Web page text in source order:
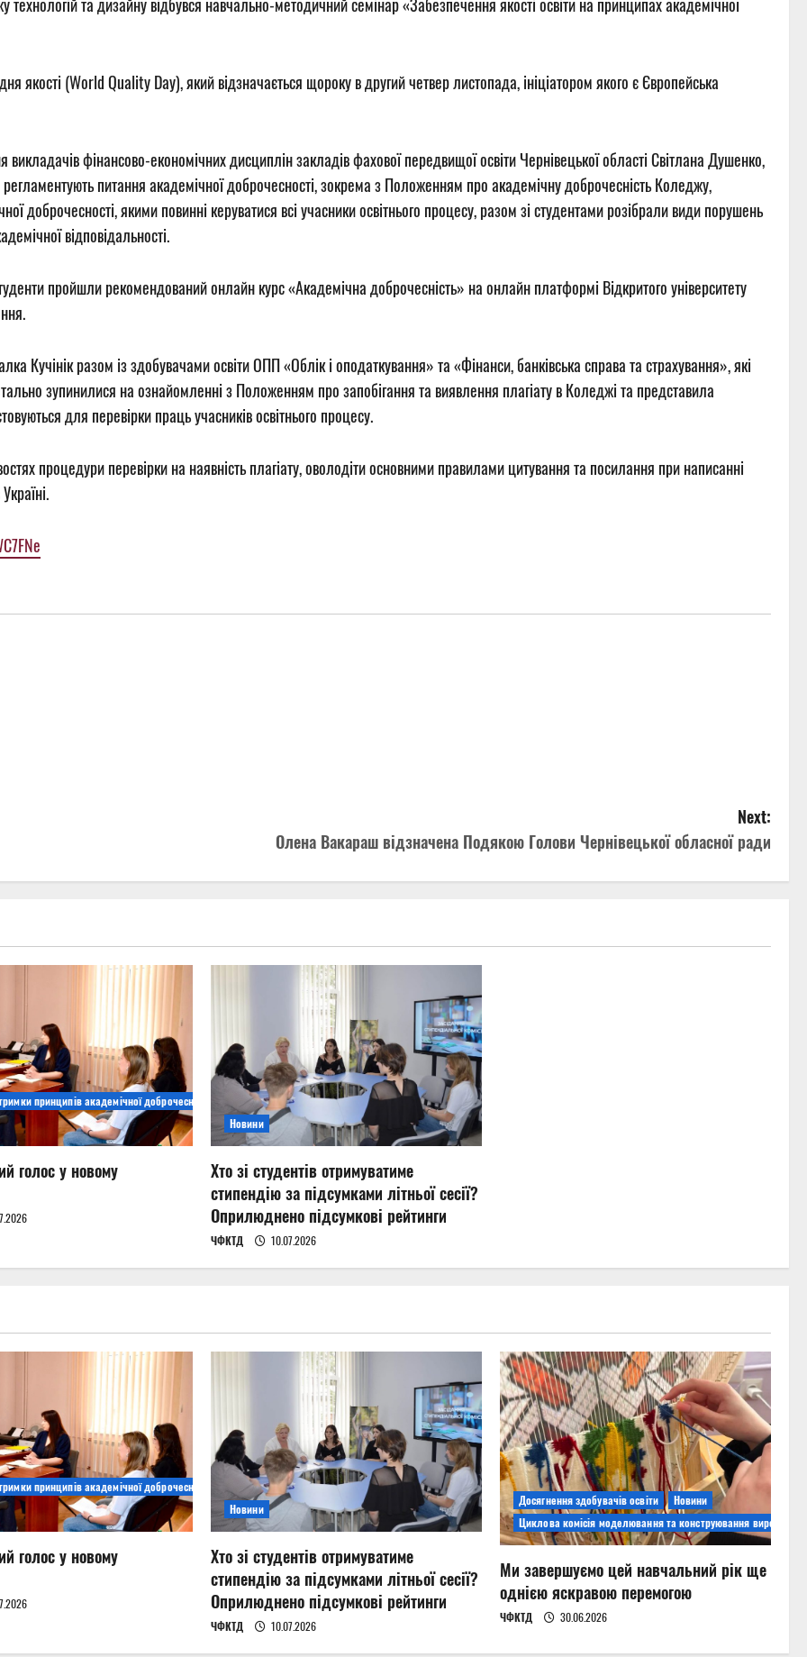
та дизайну відбувся навчально-методичний семінар «Забезпечення якості освіти на принципах академічної
якості (World Quality Day), який відзначається щороку в другий четвер листопада, ініціатором якого є Європейська
фінансово-економічних дисциплін закладів фахової передвищої освіти Чернівецької області Світлана Душенко,
питання академічної доброчесності, зокрема з Положенням про академічну доброчесність Коледжу,
доброчесності, якими повинні керуватися всі учасники освітнього процесу, разом зі студентами розібрали види порушень
відповідальності.
пройшли рекомендований онлайн курс «Академічна доброчесність» на онлайн платформі Відкритого університету
Кучінік разом із здобувачами освіти ОПП «Облік і оподаткування» та «Фінанси, банківська справа та страхування», які
зупинилися на ознайомленні з Положенням про запобігання та виявлення плагіату в Коледжі та представила
для перевірки праць учасників освітнього процесу.
процедури перевірки на наявність плагіату, оволодіти основними правилами цитування та посилання при написанні
Next:
Олена Вакараш відзначена Подякою Голови Чернівецької обласної ради
принципів академічної доброчесності
голос у новому
Новини
Хто зі студентів отримуватиме
стипендію за підсумками літньої сесії?
Оприлюднено підсумкові рейтинги
ЧФКТД 10.07.2026
принципів академічної доброчесності
голос у новому
Новини
Хто зі студентів отримуватиме
стипендію за підсумками літньої сесії?
Оприлюднено підсумкові рейтинги
ЧФКТД 10.07.2026
Досягнення здобувачів освіти
Новини
Циклова комісія моделювання та конструювання виробів
Ми завершуємо цей навчальний рік ще
однією яскравою перемогою
ЧФКТД 30.06.2026